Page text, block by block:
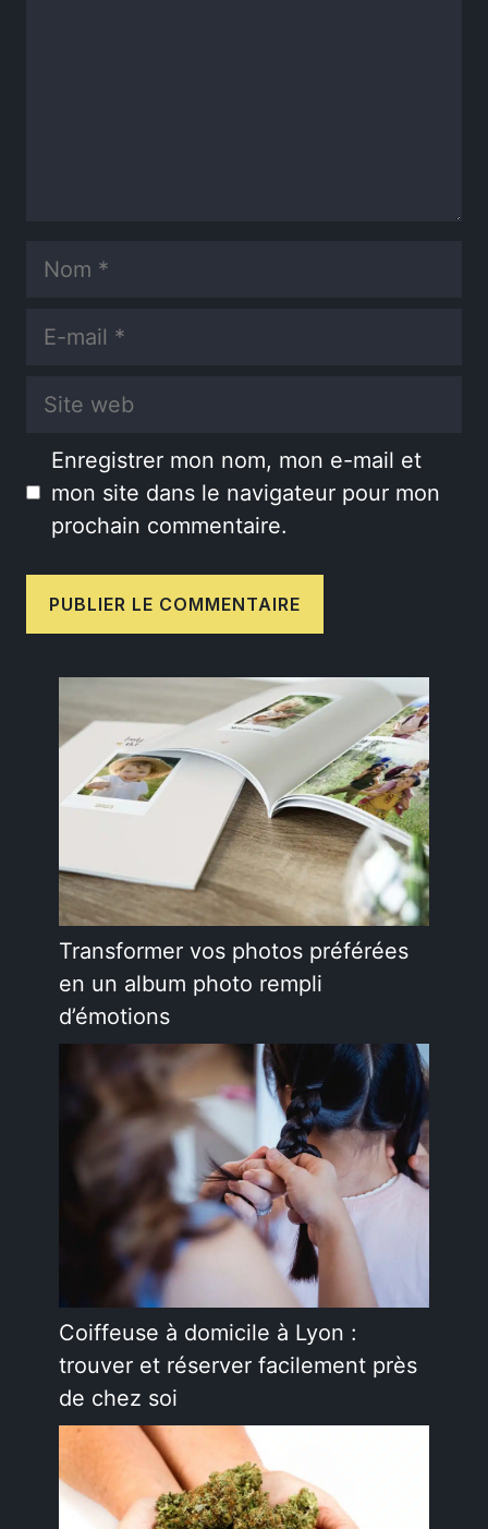
Nom
E-
Site
Enregistrer mon nom, mon e-mail et
mon site dans le navigateur pour mon
prochain commentaire.
Transformer vos photos préférées
en un album photo rempli
d’émotions
Coiffeuse à domicile à Lyon :
trouver et réserver facilement près
de chez soi